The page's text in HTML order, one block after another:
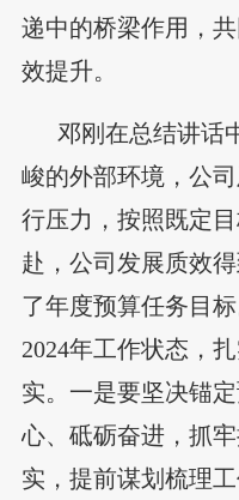
递中的桥梁作用，
效提升。
邓刚在总结讲话
峻的外部环境，公
行压力，按照既定
赴，公司发展质效
了年度预算任务目
2024年工作状态，
实。一是要坚决锚
心、砥砺奋进，抓
实，提前谋划梳理